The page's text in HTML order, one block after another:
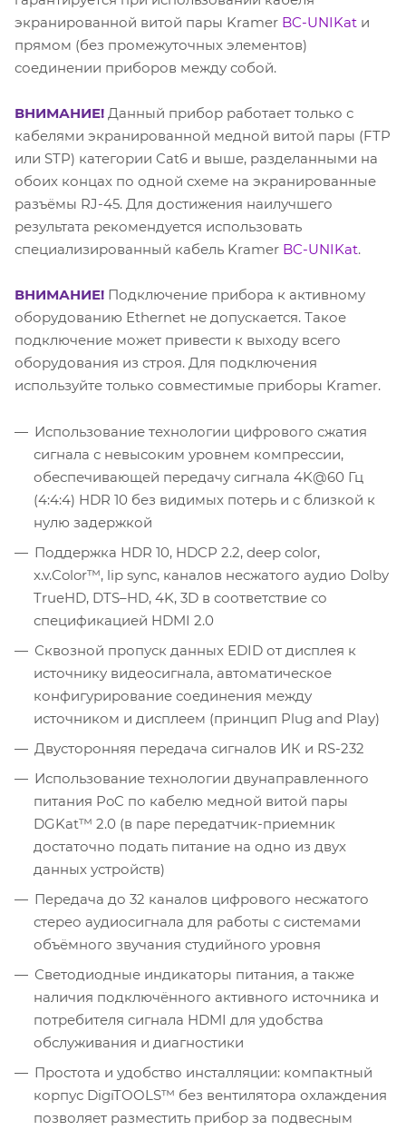
экранированной витой пары Kramer BC-UNIKat и
прямом (без промежуточных элементов)
соединении приборов между собой.
ВНИМАНИЕ! Данный прибор работает только с
кабелями экранированной медной витой пары (FTP
или STP) категории Cat6 и выше, разделанными на
обоих концах по одной схеме на экранированные
разъёмы RJ-45. Для достижения наилучшего
результата рекомендуется использовать
специализированный кабель Kramer BC-UNIKat.
ВНИМАНИЕ! Подключение прибора к активному
оборудованию Ethernet не допускается. Такое
подключение может привести к выходу всего
оборудования из строя. Для подключения
используйте только совместимые приборы Kramer.
Использование технологии цифрового сжатия
сигнала с невысоким уровнем компрессии,
обеспечивающей передачу сигнала 4K@60 Гц
(4:4:4) HDR 10 без видимых потерь и с близкой к
нулю задержкой
Поддержка HDR 10, HDCP 2.2, deep color,
x.v.Color™, lip sync, каналов несжатого аудио Dolby
TrueHD, DTS–HD, 4K, 3D в соответствие со
спецификацией HDMI 2.0
Сквозной пропуск данных EDID от дисплея к
источнику видеосигнала, автоматическое
конфигурирование соединения между
источником и дисплеем (принцип Plug and Play)
Двусторонняя передача сигналов ИК и RS-232
Использование технологии двунаправленного
питания PoC по кабелю медной витой пары
DGKat™ 2.0 (в паре передатчик-приемник
достаточно подать питание на одно из двух
данных устройств)
Передача до 32 каналов цифрового несжатого
стерео аудиосигнала для работы с системами
объёмного звучания студийного уровня
Светодиодные индикаторы питания, а также
наличия подключённого активного источника и
потребителя сигнала HDMI для удобства
обслуживания и диагностики
Простота и удобство инсталляции: компактный
корпус DigiTOOLS™ без вентилятора охлаждения
позволяет разместить прибор за подвесным